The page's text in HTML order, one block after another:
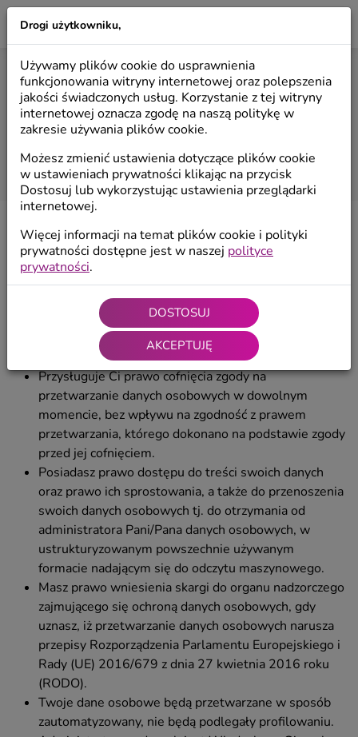
LILIO
RODO
Start / RODO
Zgodnie z art. 13 ust. 1 i ust. 2 Rozporządzenia
Parlamentu Europejskiego i Rady (UE) 2016/679 z dnia
27 kwietnia 2016 roku (RODO), informuję że:
Twoje dane osobowe nie będą przekazywane
odbiorcom.
Twoje dane osobowe nie będą przekazywane do
państwa trzeciego ani organizacji międzynarodowych.
Przysługuje Ci prawo cofnięcia zgody na
przetwarzanie danych osobowych w dowolnym
momencie, bez wpływu na zgodność z prawem
przetwarzania, którego dokonano na podstawie zgody
przed jej cofnięciem.
Posiadasz prawo dostępu do treści swoich danych
oraz prawo ich sprostowania, a także do przenoszenia
swoich danych osobowych tj. do otrzymania od
administratora Pani/Pana danych osobowych, w
ustrukturyzowanym powszechnie używanym
formacie nadającym się do odczytu maszynowego.
Masz prawo wniesienia skargi do organu nadzorczego
zajmującego się ochroną danych osobowych, gdy
uznasz, iż przetwarzanie danych osobowych narusza
przepisy Rozporządzenia Parlamentu Europejskiego i
Rady (UE) 2016/679 z dnia 27 kwietnia 2016 roku
(RODO).
Twoje dane osobowe będą przetwarzane w sposób
zautomatyzowany, nie będą podlegały profilowaniu.
Drogi użytkowniku,
Używamy plików cookie do usprawnienia
funkcjonowania witryny internetowej oraz polepszenia
jakości świadczonych usług. Korzystanie z tej witryny
internetowej oznacza zgodę na naszą politykę w
zakresie używania plików cookie.
Możesz zmienić ustawienia dotyczące plików cookie
w ustawieniach prywatności klikając na przycisk
Dostosuj lub wykorzystując ustawienia przeglądarki
internetowej.
Więcej informacji na temat plików cookie i polityki
prywatności dostępne jest w naszej polityce
prywatności.
DOSTOSUJ
AKCEPTUJĘ